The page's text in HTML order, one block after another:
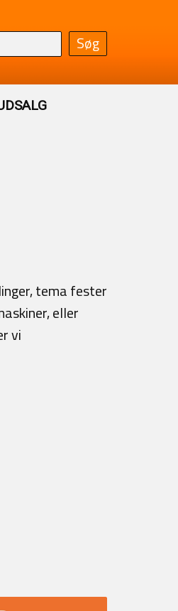
tema fester
eller
vi